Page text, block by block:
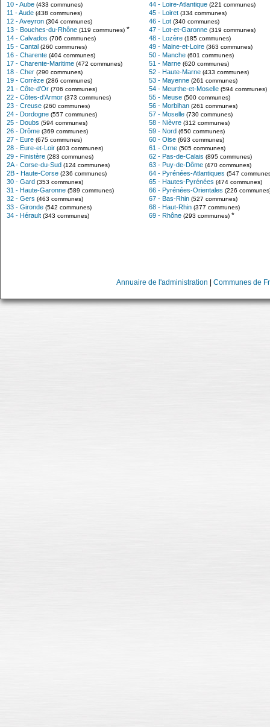
10 - Aube (433 communes)
11 - Aude (438 communes)
12 - Aveyron (304 communes)
13 - Bouches-du-Rhône (119 communes) *
14 - Calvados (706 communes)
15 - Cantal (260 communes)
16 - Charente (404 communes)
17 - Charente-Maritime (472 communes)
18 - Cher (290 communes)
19 - Corrèze (286 communes)
21 - Côte-d'Or (706 communes)
22 - Côtes-d'Armor (373 communes)
23 - Creuse (260 communes)
24 - Dordogne (557 communes)
25 - Doubs (594 communes)
26 - Drôme (369 communes)
27 - Eure (675 communes)
28 - Eure-et-Loir (403 communes)
29 - Finistère (283 communes)
2A - Corse-du-Sud (124 communes)
2B - Haute-Corse (236 communes)
30 - Gard (353 communes)
31 - Haute-Garonne (589 communes)
32 - Gers (463 communes)
33 - Gironde (542 communes)
34 - Hérault (343 communes)
44 - Loire-Atlantique (221 communes)
45 - Loiret (334 communes)
46 - Lot (340 communes)
47 - Lot-et-Garonne (319 communes)
48 - Lozère (185 communes)
49 - Maine-et-Loire (363 communes)
50 - Manche (601 communes)
51 - Marne (620 communes)
52 - Haute-Marne (433 communes)
53 - Mayenne (261 communes)
54 - Meurthe-et-Moselle (594 communes)
55 - Meuse (500 communes)
56 - Morbihan (261 communes)
57 - Moselle (730 communes)
58 - Nièvre (312 communes)
59 - Nord (650 communes)
60 - Oise (693 communes)
61 - Orne (505 communes)
62 - Pas-de-Calais (895 communes)
63 - Puy-de-Dôme (470 communes)
64 - Pyrénées-Atlantiques (547
65 - Hautes-Pyrénées (474 communes)
66 - Pyrénées-Orientales (226
67 - Bas-Rhin (527 communes)
68 - Haut-Rhin (377 communes)
69 - Rhône (293 communes) *
Annuaire de l'administration Communes de